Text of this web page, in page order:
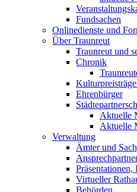
Fundsachen
Onlinedienste und
Über Traunreut
Traunreut und
Chronik
Ehrenbürger
Aktuelle
Aktuelle
Verwaltung
Ämter und
Präsentationen,
Virtueller
Behörden